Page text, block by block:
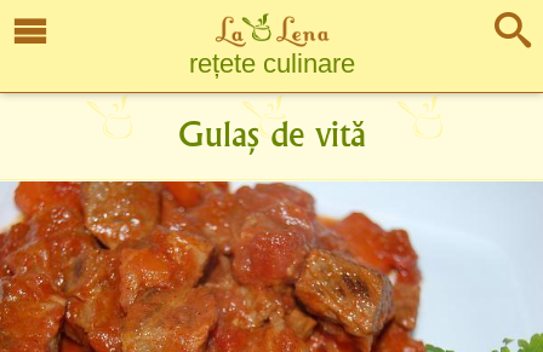
rețete culinare
Gulaș de vită